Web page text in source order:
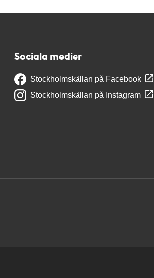
Sociala medier
Stockholmskällan på Facebook
Stockholmskällan på Instagram